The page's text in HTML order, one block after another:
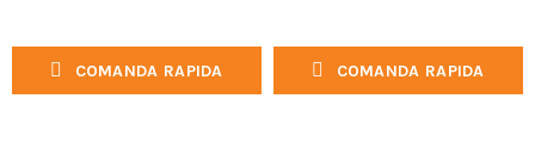
COMANDA RAPIDA COMANDA RAPIDA